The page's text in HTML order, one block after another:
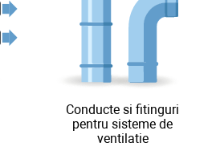
Conducte si fitinguri
pentru sisteme de
ventilatie